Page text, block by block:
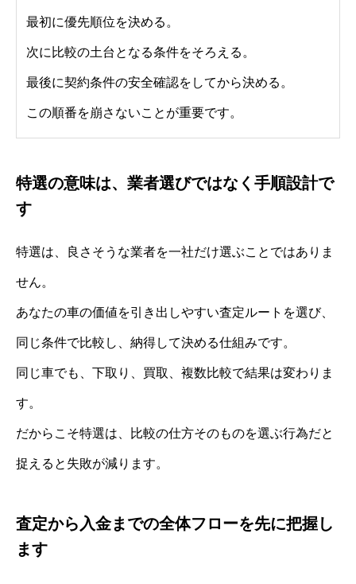
最初に優先順位を決める。
次に比較の土台となる条件をそろえる。
最後に契約条件の安全確認をしてから決める。
この順番を崩さないことが重要です。
特選の意味は、業者選びではなく手順設計で
す
特選は、良さそうな業者を一社だけ選ぶことではありま
せん。
あなたの車の価値を引き出しやすい査定ルートを選び、
同じ条件で比較し、納得して決める仕組みです。
同じ車でも、下取り、買取、複数比較で結果は変わりま
す。
だからこそ特選は、比較の仕方そのものを選ぶ行為だと
捉えると失敗が減ります。
査定から入金までの全体フローを先に把握し
ます